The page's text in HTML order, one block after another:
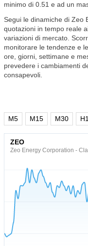
minimo di 0.51 e ad un
Segui le dinamiche di Zeo
quotazioni in tempo reale
variazioni di mercato.
monitorare le tendenze e
ore, giorni, settimane e
prevedere i cambiamenti
consapevoli.
M5 M15 M30 H1
ZEO
Zeo Energy Corporation -